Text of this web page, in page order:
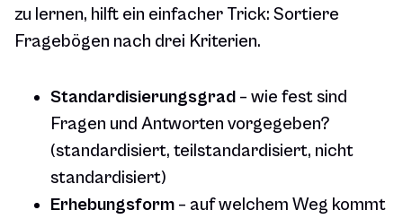
zu lernen, hilft ein einfacher Trick: Sortiere
Fragebögen nach drei Kriterien.
Standardisierungsgrad – wie fest sind
Fragen und Antworten vorgegeben?
(standardisiert, teilstandardisiert, nicht
standardisiert)
Erhebungsform – auf welchem Weg kommt